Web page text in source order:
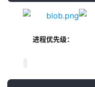
进程优先级：